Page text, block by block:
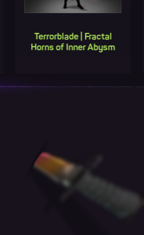
| Fractal
of Inner Abysm